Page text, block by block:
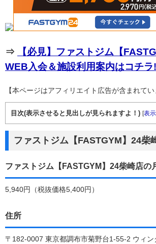
⇒
【必見】ファストジム【
WEB入会＆施設利用案内はコチラ!
【本ページはアフィリエイト広告が含まれてい
目次(表示させると見出しが見られますよ！) [表
ファストジム【FASTGYM】24柴
ファストジム【FASTGYM】24柴崎店の
5,940円（税抜価格5,400円）
住所
〒182-0007 東京都調布市菊野台1-55-2 ウィ